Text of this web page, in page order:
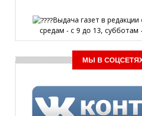
Выдача газет в
средам - с 9 до 13, субботам
МЫ В